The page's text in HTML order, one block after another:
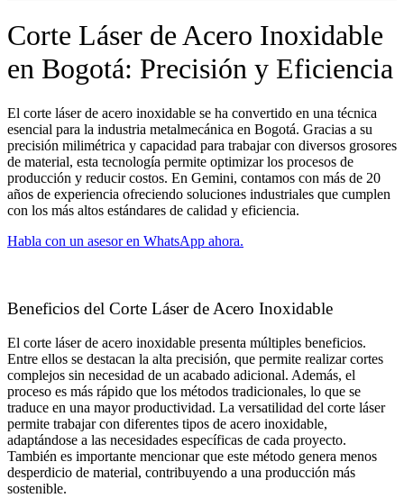
Corte Láser de Acero Inoxidable
en Bogotá: Precisión y Eficiencia
El corte láser de acero inoxidable se ha convertido en una técnica
esencial para la industria metalmecánica en Bogotá. Gracias a su
precisión milimétrica y capacidad para trabajar con diversos grosores
de material, esta tecnología permite optimizar los procesos de
producción y reducir costos. En Gemini, contamos con más de 20
años de experiencia ofreciendo soluciones industriales que cumplen
con los más altos estándares de calidad y eficiencia.
Habla con un asesor en WhatsApp ahora.
Beneficios del Corte Láser de Acero Inoxidable
El corte láser de acero inoxidable presenta múltiples beneficios.
Entre ellos se destacan la alta precisión, que permite realizar cortes
complejos sin necesidad de un acabado adicional. Además, el
proceso es más rápido que los métodos tradicionales, lo que se
traduce en una mayor productividad. La versatilidad del corte láser
permite trabajar con diferentes tipos de acero inoxidable,
adaptándose a las necesidades específicas de cada proyecto.
También es importante mencionar que este método genera menos
desperdicio de material, contribuyendo a una producción más
sostenible.